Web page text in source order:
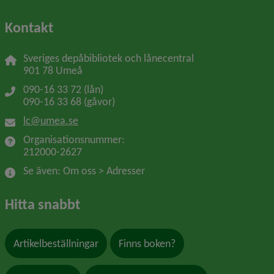
Kontakt
Sveriges depåbibliotek och lånecentral
901 78 Umeå
090-16 33 72 (lån)
090-16 33 68 (gåvor)
lc@umea.se
Organisationsnummer:
212000-2627
Se även: Om oss > Adresser
Hitta snabbt
Artikelbeställningar Finns boken?